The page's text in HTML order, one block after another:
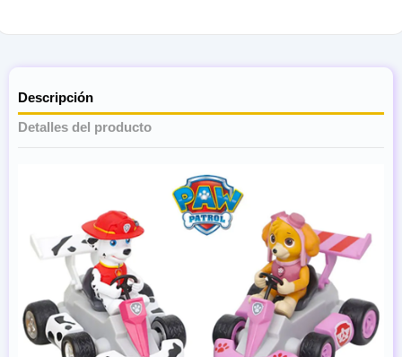
Descripción
Detalles del producto